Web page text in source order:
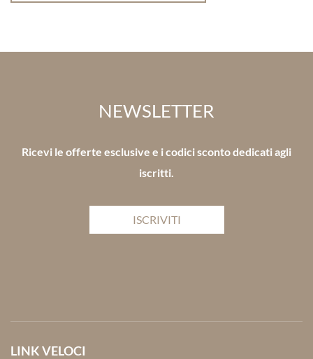
NEWSLETTER
Ricevi le offerte esclusive e i codici sconto dedicati agli
iscritti.
ISCRIVITI
LINK VELOCI